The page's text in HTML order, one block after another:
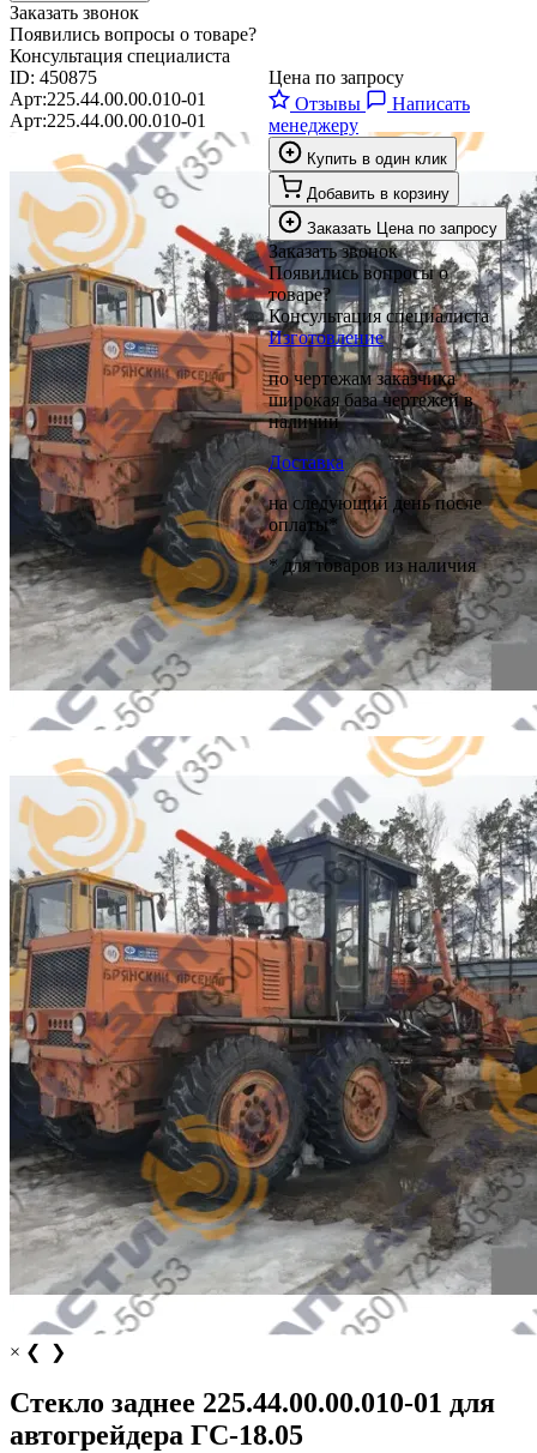
Заказать звонок
Появились вопросы о товаре?
Консультация специалиста
ID: 450875
Арт:225.44.00.00.010-01
Арт:225.44.00.00.010-01
× ❮ ❯
Цена по запросу
Отзывы
Написать
менеджеру
Купить в один клик
Добавить в корзину
Заказать Цена по запросу
Заказать звонок
Появились вопросы о
товаре?
Консультация специалиста
Изготовление
по чертежам заказчика
широкая база чертежей в
наличии
Доставка
на следующий день после
оплаты*
* для товаров из наличия
Стекло заднее 225.44.00.00.010-01 для
автогрейдера ГС-18.05